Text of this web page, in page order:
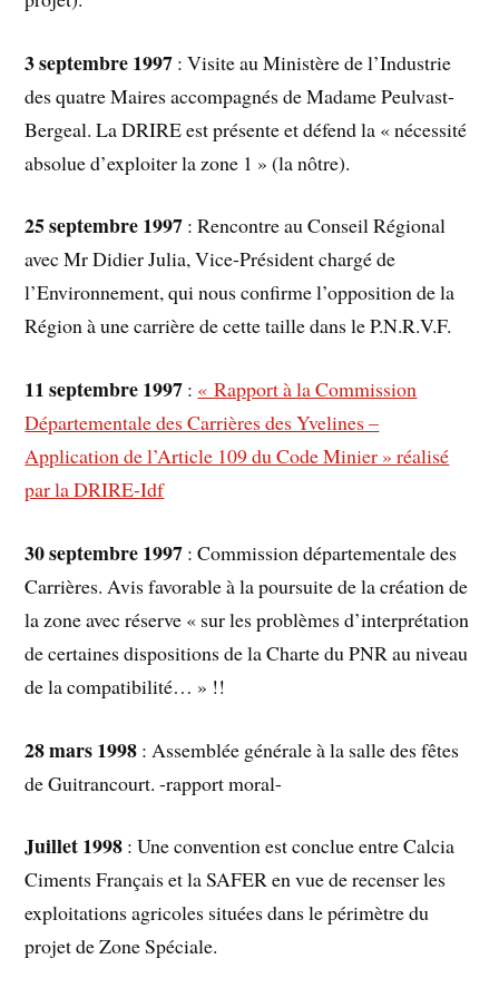
3 septembre 1997 : Visite au Ministère de l’Industrie
des quatre Maires accompagnés de Madame Peulvast-
Bergeal. La DRIRE est présente et défend la « nécessité
absolue d’exploiter la zone 1 » (la nôtre).
25 septembre 1997 : Rencontre au Conseil Régional
avec Mr Didier Julia, Vice-Président chargé de
l’Environnement, qui nous confirme l’opposition de la
Région à une carrière de cette taille dans le P.N.R.V.F.
11 septembre 1997 : « Rapport à la Commission
Départementale des Carrières des Yvelines –
Application de l’Article 109 du Code Minier » réalisé
par la DRIRE-Idf
30 septembre 1997 : Commission départementale des
Carrières. Avis favorable à la poursuite de la création de
la zone avec réserve « sur les problèmes d’interprétation
de certaines dispositions de la Charte du PNR au niveau
de la compatibilité… » !!
28 mars 1998 : Assemblée générale à la salle des fêtes
de Guitrancourt. -rapport moral-
Juillet 1998 : Une convention est conclue entre Calcia
Ciments Français et la SAFER en vue de recenser les
exploitations agricoles situées dans le périmètre du
projet de Zone Spéciale.